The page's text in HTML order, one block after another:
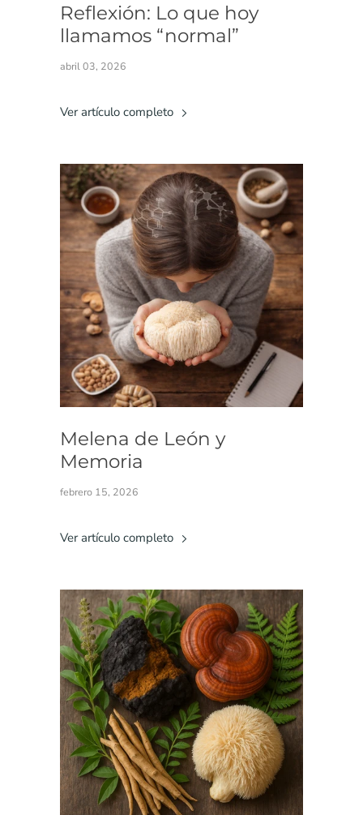
Reflexión: Lo que hoy
llamamos “normal”
abril 03, 2026
Ver artículo completo
Melena de León y
Memoria
febrero 15, 2026
Ver artículo completo